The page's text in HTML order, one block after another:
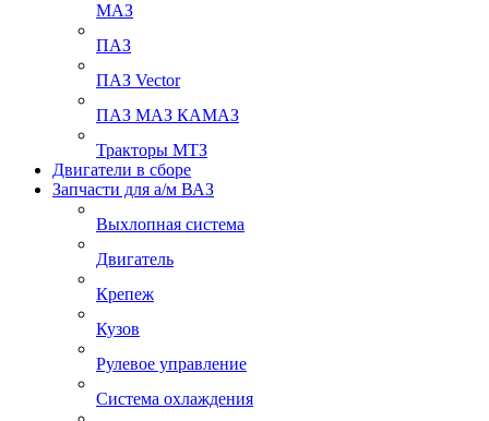
МАЗ
ПАЗ
ПАЗ Vector
ПАЗ МАЗ КАМАЗ
Тракторы МТЗ
Двигатели в сборе
Запчасти для а/м ВАЗ
Выхлопная система
Двигатель
Крепеж
Кузов
Рулевое управление
Система охлаждения